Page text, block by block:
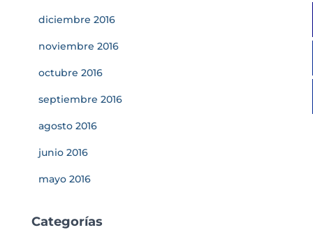
diciembre 2016
noviembre 2016
octubre 2016
septiembre 2016
agosto 2016
junio 2016
mayo 2016
Categorías